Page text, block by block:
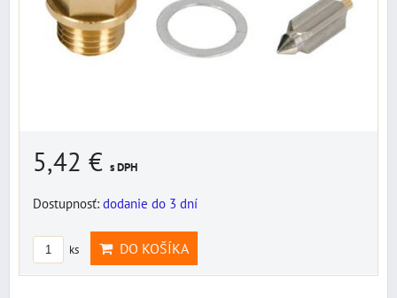
5,42 € s DPH
Dostupnosť: dodanie do 3 dní
ks DO KOŠÍKA